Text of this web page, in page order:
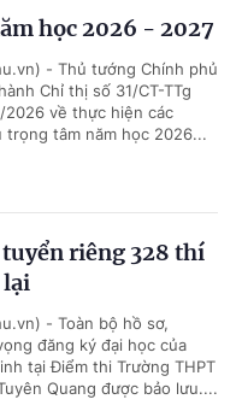
học 2026 - 2027
- Thủ tướng Chính phủ
Chỉ thị số 31/CT-TTg
2026 về thực hiện các
trọng tâm năm học 2026...
riêng 328 thí
lại
- Toàn bộ hồ sơ,
đăng ký đại học của
tại Điểm thi Trường THPT
Quang được bảo lưu....